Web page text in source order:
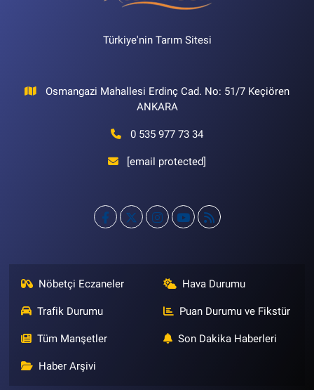
Türkiye'nin Tarım Sitesi
Osmangazi Mahallesi Erdinç Cad. No: 51/7 Keçiören
ANKARA
0 535 977 73 34
[email protected]
Nöbetçi Eczaneler Hava Durumu
Trafik Durumu Puan Durumu ve Fikstür
Tüm Manşetler Son Dakika Haberleri
Haber Arşivi